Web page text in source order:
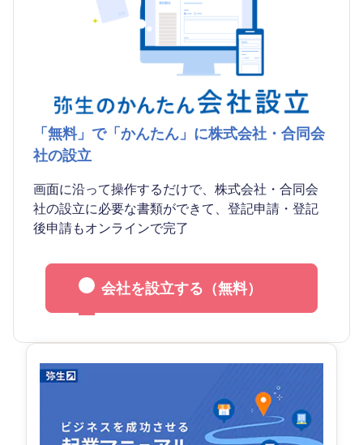
「無料」で「かんたん」に株式会社・合同会
社の設立
画面に沿って操作するだけで、株式会社・合同会
社の設立に必要な書類ができて、登記申請・登記
後申請もオンラインで完了
会社を設立する（無料）